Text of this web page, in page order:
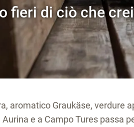
fieri di ciò che
aromatico Graukäse, verdure
Aurina e a Campo Tures passa